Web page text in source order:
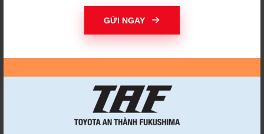
GỬI NGAY
THI ẢNH TOYOTA
THIỆN NGUYỆN
THỜI HẠN BẢO DƯỠNG
THÔNG BÁO TIẾN ĐỘ
THÔNG TƯ 15/2022
THÔNG TƯ MỚI
THƯƠNG HIỆU TAF
TÍCH ĐIỂM NHẬN QUÀ
TIẾN ĐỘ SỬA CHỮA